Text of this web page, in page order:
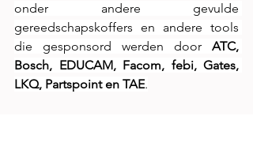
onder andere gevulde
gereedschapskoffers en andere tools
die gesponsord werden door ATC,
Bosch, EDUCAM, Facom, febi, Gates,
LKQ, Partspoint en TAE.